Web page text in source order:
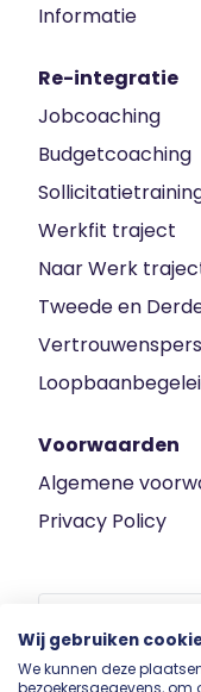
Informatie
Re-integratie
Jobcoaching
Budgetcoaching
Werkfit traject
Naar Werk
Tweede en
Voorwaarden
Algemene
Privacy Policy
Wij zijn NEN 4400-1
Wij gebruiken
We kunnen deze
bezoekersgegevens, om